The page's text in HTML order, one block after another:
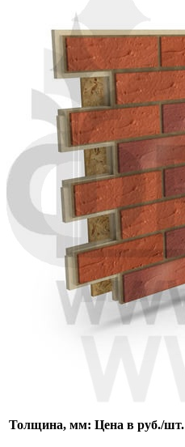
Толщина, мм: Цена в руб./шт.